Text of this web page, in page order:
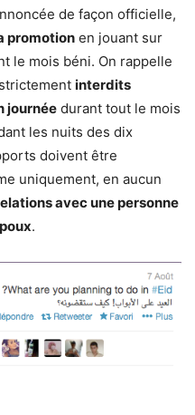
de façon officielle,
promotion en jouant sur
le mois béni. On rappelle
interdits
journée durant tout le mois
les nuits des dix
doivent être
uniquement, en aucun
avec une personne
.